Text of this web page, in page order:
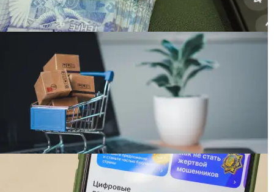
историю казахстанцев хотят
от части просрочек